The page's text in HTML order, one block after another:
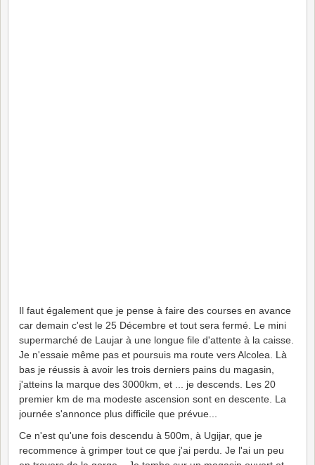
Il faut également que je pense à faire des courses en avance
car demain c'est le 25 Décembre et tout sera fermé. Le mini
supermarché de Laujar à une longue file d'attente à la caisse.
Je n'essaie même pas et poursuis ma route vers Alcolea. Là
bas je réussis à avoir les trois derniers pains du magasin,
j'atteins la marque des 3000km, et ... je descends. Les 20
premier km de ma modeste ascension sont en descente. La
journée s'annonce plus difficile que prévue...
Ce n'est qu'une fois descendu à 500m, à Ugijar, que je
recommence à grimper tout ce que j'ai perdu. Je l'ai un peu